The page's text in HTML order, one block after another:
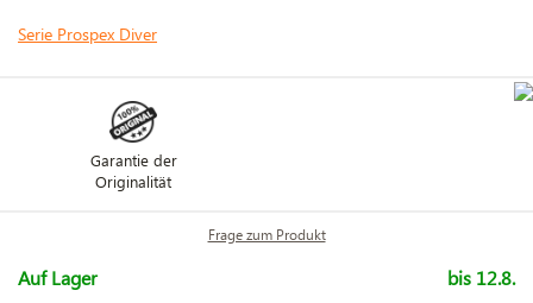
Serie Prospex Diver
Garantie der
Originalität
Frage zum Produkt
Auf Lager
bis 12.8.